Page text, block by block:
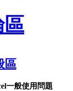
區
區
一般使用問題